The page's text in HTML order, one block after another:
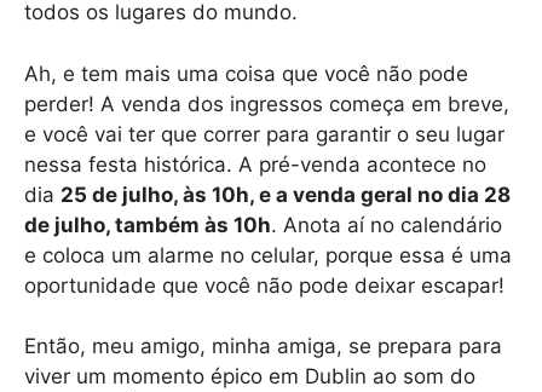
todos os lugares do mundo.
Ah, e tem mais uma coisa que você não pode
perder! A venda dos ingressos começa em breve,
e você vai ter que correr para garantir o seu lugar
nessa festa histórica. A pré-venda acontece no
dia 25 de julho, às 10h, e a venda geral no dia 28
de julho, também às 10h. Anota aí no calendário
e coloca um alarme no celular, porque essa é uma
oportunidade que você não pode deixar escapar!
Então, meu amigo, minha amiga, se prepara para
viver um momento épico em Dublin ao som do